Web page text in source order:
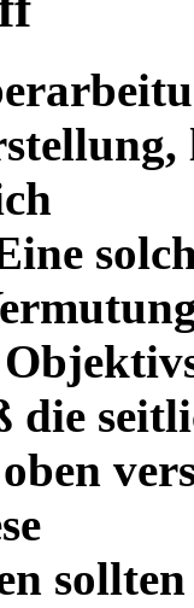
die